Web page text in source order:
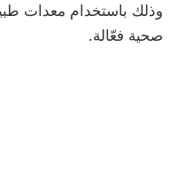
وذلك باستخدام معدات
صحية فعّالة.